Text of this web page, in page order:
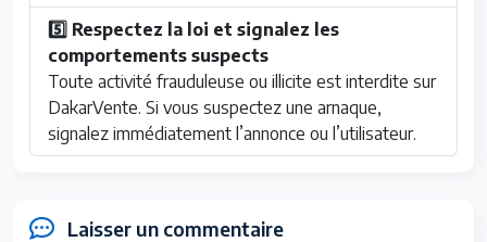
5️⃣ Respectez la loi et signalez les
comportements suspects
Toute activité frauduleuse ou illicite est interdite sur
DakarVente. Si vous suspectez une arnaque,
signalez immédiatement l’annonce ou l’utilisateur.
Laisser un commentaire